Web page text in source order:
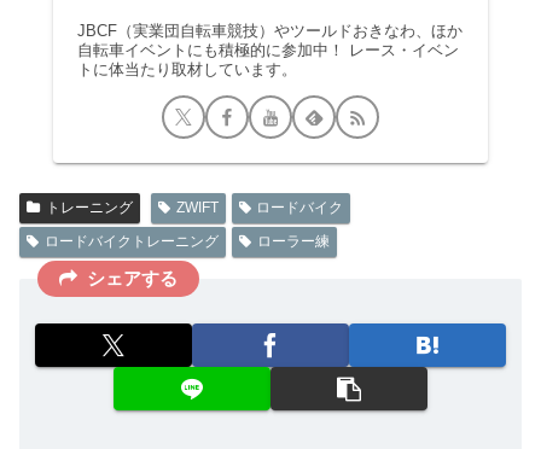
JBCF（実業団自転車競技）やツールドおきなわ、ほか
自転車イベントにも積極的に参加中！ レース・イベン
トに体当たり取材しています。
トレーニング ZWIFT
ロードバイク
ロードバイクトレーニング
ローラー練
シェアする